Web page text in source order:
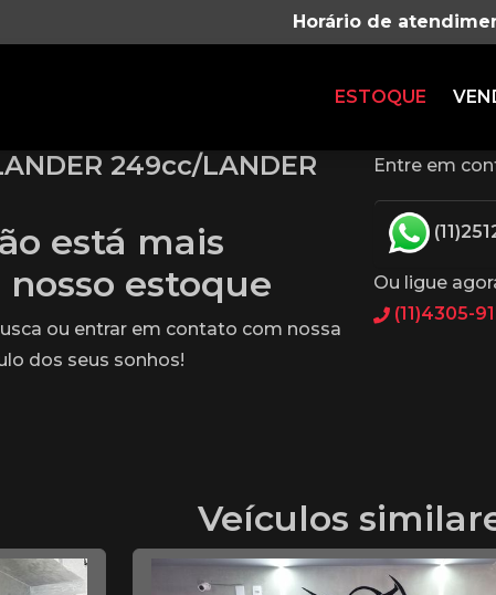
Horário de
ESTOQUE
249cc/LANDER
está mais
estoque
ou entrar em contato com nossa
dos seus sonhos!
Entre em
Ou ligue
(11)4305-
Veículos